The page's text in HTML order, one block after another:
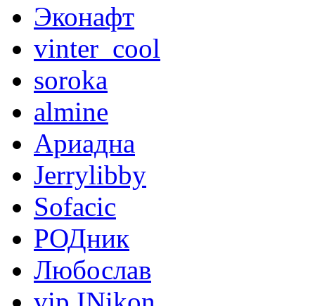
Эконафт
vinter_cool
soroka
almine
Ариадна
Jerrylibby
Sofacic
РОДник
Любослав